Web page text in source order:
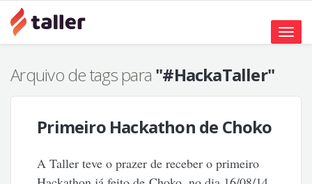
Toggle
Arquivo de tags para "#HackaTaller"
Primeiro Hackathon de Choko
A Taller teve o prazer de receber o primeiro